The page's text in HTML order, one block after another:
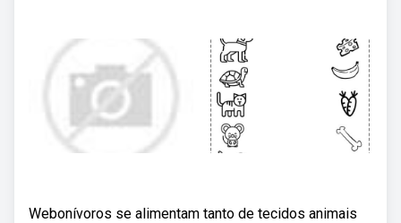
Webonívoros se alimentam tanto de tecidos animais